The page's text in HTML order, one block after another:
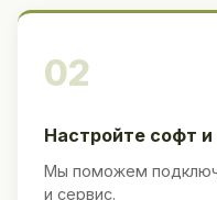
02
Настройте софт
Мы поможем
и сервис.